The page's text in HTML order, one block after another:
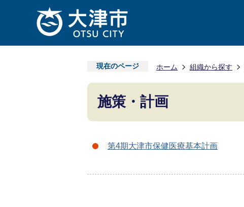
現在のページ ホーム 組織から探す
施策・計画
第4期大津市保健医療基本計画